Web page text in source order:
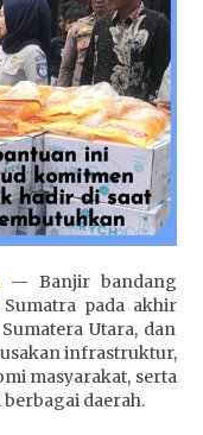
XII
Teluk
— Banjir bandang
pada akhir
Utara, dan
infrastruktur,
masyarakat, serta
daerah.